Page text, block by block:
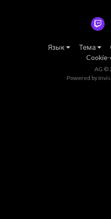
Язык Тема
AG ©
Powered by